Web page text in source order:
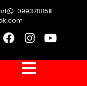
0993701151